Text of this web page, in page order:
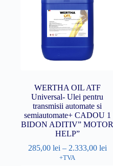
WERTHA OIL ATF
Universal- Ulei pentru
transmisii automate si
semiautomate+ CADOU 1
BIDON ADITIV” MOTOR
HELP”
285,00 lei – 2.333,00 lei
+TVA